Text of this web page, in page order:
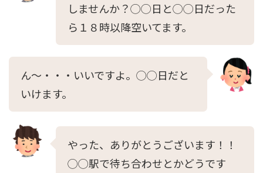
しませんか？◯◯日と◯◯日だった
ら１８時以降空いてます。
ん〜・・・いいですよ。◯◯日だと
いけます。
やった、ありがとうございます！！
◯◯駅で待ち合わせとかどうです